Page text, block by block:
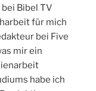
Bibel TV
für mich
bei Five
mir ein
habe ich